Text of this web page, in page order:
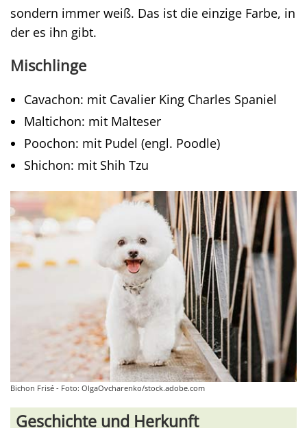
sondern immer weiß. Das ist die einzige Farbe, in
der es ihn gibt.
Mischlinge
Cavachon: mit Cavalier King Charles Spaniel
Maltichon: mit Malteser
Poochon: mit Pudel (engl. Poodle)
Shichon: mit Shih Tzu
Bichon Frisé - Foto: OlgaOvcharenko/stock.adobe.com
Geschichte und Herkunft